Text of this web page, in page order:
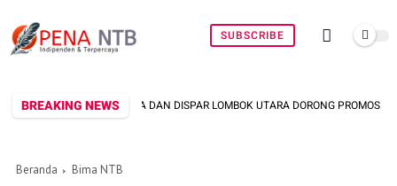
SUBSCRIBE
BREAKING NEWS
DAN DISPAR LOMBOK UTARA DORONG PROMOSI WASTRA LOKAL LEWAT
Beranda Bima NTB